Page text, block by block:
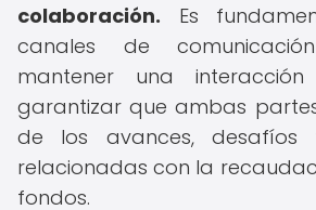
colaboración. Es
canales de
mantener una
garantizar que ambas
de los avances, desafíos
relacionadas con la
fondos.